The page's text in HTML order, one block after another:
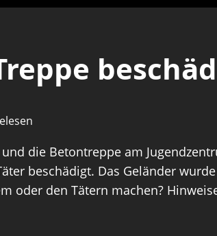
die Betontreppe am
beschädigt. Das Geländer
oder den Tätern machen?